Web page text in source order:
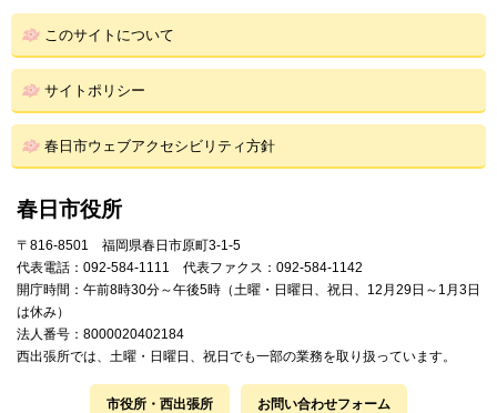
このサイトについて
サイトポリシー
春日市ウェブアクセシビリティ方針
春日市役所
〒816-8501 福岡県春日市原町3-1-5
代表電話：092-584-1111 代表ファクス：092-584-1142
開庁時間：午前8時30分～午後5時（土曜・日曜日、祝日、12月29日～1月3日
は休み）
法人番号：8000020402184
西出張所では、土曜・日曜日、祝日でも一部の業務を取り扱っています。
市役所・西出張所 お問い合わせフォーム